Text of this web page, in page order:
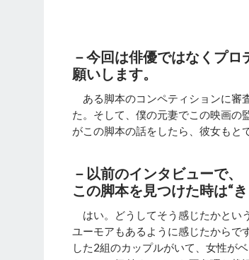
－今回は俳優ではなくプ
願いします。
ある脚本のコンペティションに審
た。そして、僕の元妻でこの映画の
がこの脚本の話をしたら、彼女もと
－以前のインタビューで、
この脚本を見つけた時は“
はい。どうしてそう感じたかとい
ユーモアもあるように感じたからで
した2組のカップルがいて、女性が